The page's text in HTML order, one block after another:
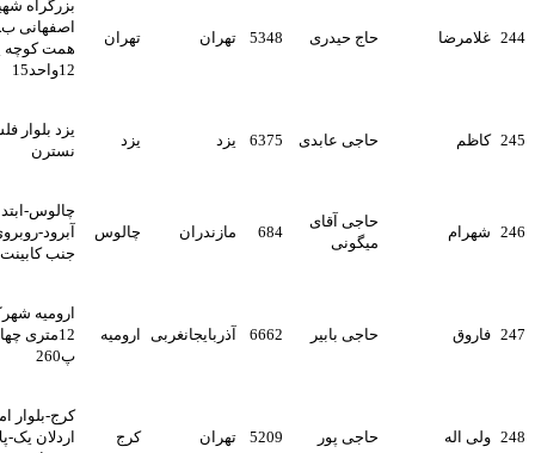
حاج حیدری 5348 تهران تهران
بزرگراه شهید اشرفی
اصفهانی بالاتر از پل شهید
همت کوچه پونک پ
حاجی عابدی 6375 یزد یزد
یزد بلوار فلسطین کوچه
میگونی
684 مازندران چالوس
چالوس-ابتدای بلوار نمک
آبرود-روبروی شهرک سهند-
جنب کابینت ضیائی
حاجی بابیر 6662 آذربایجانغربی ارومیه
ارومیه شهرک ایثار خ فرخی
12متری چهارم کوچه چهارم
حاجی پور 5209 تهران کرج
کرج-بلوار امام رضا-کوچه
اردلان یک-پلاک22-ساختمان